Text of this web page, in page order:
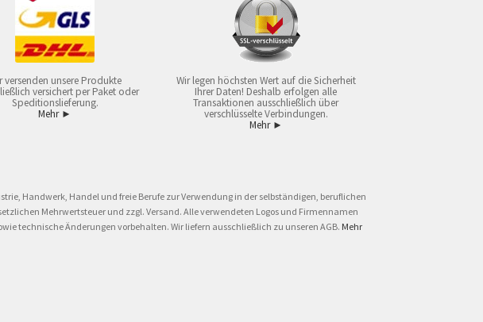
versenden unsere Produkte
versichert per Paket oder
Speditionslieferung.
Mehr ►
Wir legen höchsten Wert auf die Sicherheit
Ihrer Daten! Deshalb erfolgen alle
Transaktionen ausschließlich über
verschlüsselte Verbindungen.
Mehr ►
Handwerk, Handel und freie Berufe zur Verwendung in der selbständigen, beruflichen
Mehrwertsteuer und zzgl. Versand. Alle verwendeten Logos und Firmennamen
technische Änderungen vorbehalten. Wir liefern ausschließlich zu unseren AGB. Mehr